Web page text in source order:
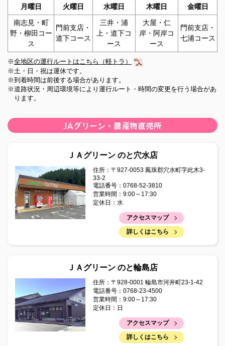
2025年08月18日
ミニトマト 大雨対策と秋季管理について
2025年08月08日
「抑制かぼちゃ病害虫防除（R7.8.8）」を追加しました。
2025年08月07日
広報誌「まぁんで能登」8月号を掲載しました。
令和6年度ディスクロージャー誌
2025年07月08日
令和7年度 青葉研修会
2025年07月01日
管内の直売所・葬祭会館の名前が変わります！
「QR伝票作成ツール」の取扱いについて
2025年06月18日
かぼちゃ栽培講習会資料（R7.6.17）
2025年06月05日
令和7年度 准組合員モニター大募集！
月曜日
火曜日 水曜日 木曜日
金曜日
南志見・町
野・柳田コー
ス
門前支店・
道下コース
三井・浦
上・道下コ
ース
大屋・仁
岸・阿岸コ
ース
門前支店・
七浦コース
※全地区の運行ルートはこちら（軽トラ）
※土・日・祝は運休です。
※到着時間は前後する場合があります。
※道路状況・周辺環境等により運行ルート・時間の変更を行う場合があ
ります。
JAグリーン・農産物直売所
ＪＡグリーン のと穴水店
住所：〒927-0053 鳳珠郡穴水町字此木3-
33-2
電話番号：0768-52-3810
営業時間：9:00～17:30
定休日：水
アクセスマップ
詳しくはこちら
ＪＡグリーン のと輪島店
住所：〒928-0001 輪島市河井町23-1-42
電話番号：0768-23-4500
営業時間：9:00～17:30
定休日：日
アクセスマップ
詳しくはこちら